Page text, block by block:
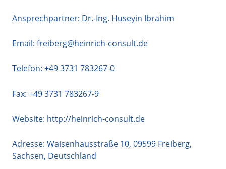
Ansprechpartner: Dr.-Ing. Huseyin Ibrahim
Email: freiberg@heinrich-consult.de
Telefon: +49 3731 783267-0
Fax: +49 3731 783267-9
Website: http://heinrich-consult.de
Adresse: Waisenhausstraße 10, 09599 Freiberg,
Sachsen, Deutschland